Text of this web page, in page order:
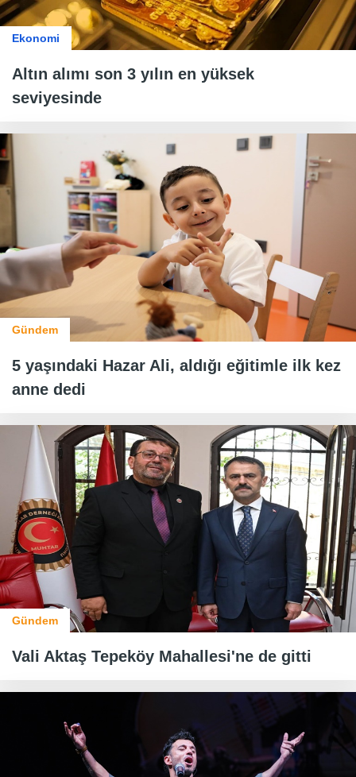
Ekonomi
Altın alımı son 3 yılın en yüksek
seviyesinde
Gündem
5 yaşındaki Hazar Ali, aldığı eğitimle ilk kez
anne dedi
Gündem
Vali Aktaş Tepeköy Mahallesi'ne de gitti